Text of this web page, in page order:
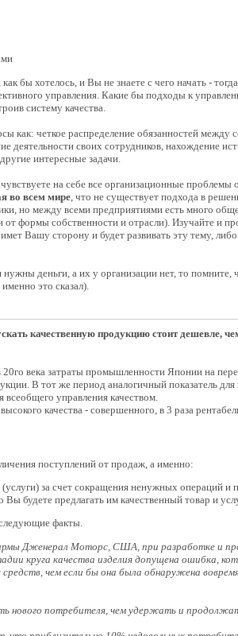
бы хотелось, и Вы не знаете с чего начать -
управления. Какие бы подходы к
систему качества.
как: четкое распределение обязанностей между
деятельности своих сотрудников, нахождение
интересные задачи.
на себе все организационные проблемы
во всем мире , что не существует подхода в
но между всеми предприятиями есть много
от формы собственности и отрасли). Изучайте и
Вашу сторону и будет развивать эту тему,
деньги, а их у организации нет, то помните,
это сказал).
качественную продукцию стоит дешевле,
века затраты промышленности Японии на
В тот же период аналогичный показатель
управления качеством.
качества - совершенного, в 3 раза
поступлений от продаж, а именно:
(услуги) за счет сокращения ненужных операций и
Вы будете предлагать им качественный товар и
факты.
Дженерал Моторс, США, при разработке и
круга качества изделия допущена ошибка,
чем если бы она была обнаружена
нового потребителя, чем удержать и